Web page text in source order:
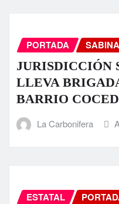
PORTADA
JURISDICCIÓN
LLEVA
BARRIO
La Carbonifera
ESTATAL